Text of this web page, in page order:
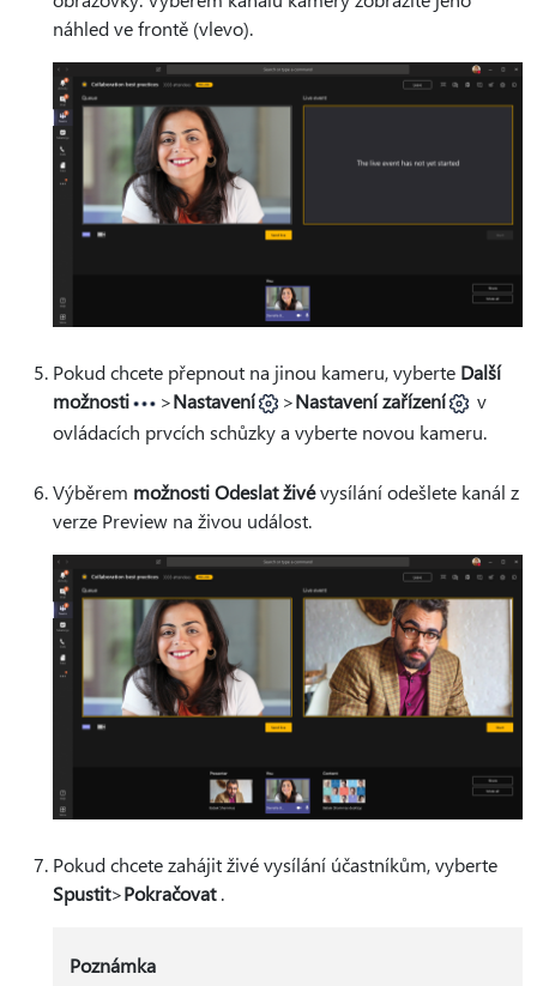
náhled ve frontě (vlevo).
Pokud chcete přepnout na jinou kameru, vyberte Další
možnosti
>Nastavení >Nastavení zařízení
v
ovládacích prvcích schůzky a vyberte novou kameru.
Výběrem možnosti Odeslat živévysílání odešlete kanál z
verze Preview na živou událost.
Pokud chcete zahájit živé vysílání účastníkům, vyberte
Spustit>Pokračovat.
Poznámka